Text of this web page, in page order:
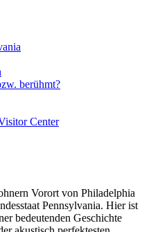
berühmt?
Center
Vorort von Philadelphia
Pennsylvania. Hier ist
bedeutenden Geschichte